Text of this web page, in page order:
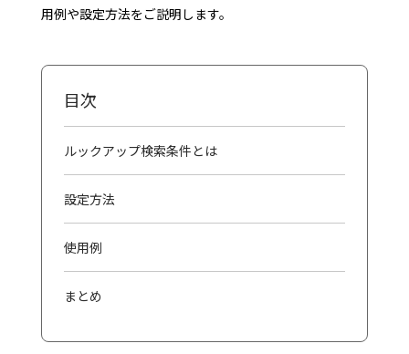
用例や設定方法をご説明します。
目次
ルックアップ検索条件とは
設定方法
使用例
まとめ